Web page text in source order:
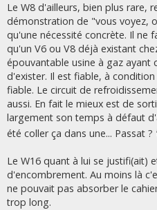
Le W8 d'ailleurs, bien plus rare,
démonstration de "vous voyez,
qu'une nécessité concrète. Il ne
qu'un V6 ou V8 déjà existant
épouvantable usine à gaz ayant
d'exister. Il est fiable, à
fiable. Le circuit de
aussi. En fait le mieux est de
largement son temps à défaut
été coller ça dans une... Passat ?
Le W16 quant à lui se justifi(ait)
d'encombrement. Au moins là
ne pouvait pas absorber le
trop long.